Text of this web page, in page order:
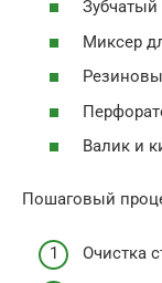
Зубчатый
Миксер
Валик и
Пошаговый
Очистка